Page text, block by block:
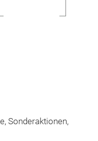
Sonderaktionen,